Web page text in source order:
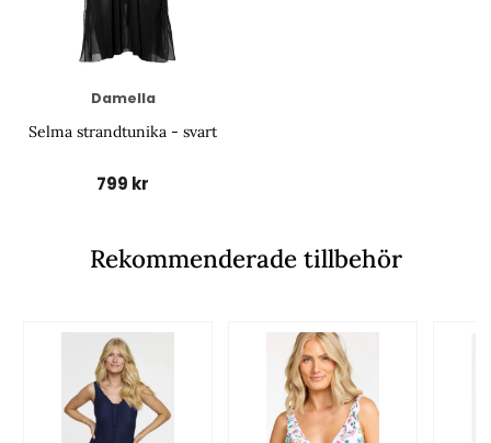
Damella
Selma strandtunika - svart
799 kr
Rekommenderade tillbehör